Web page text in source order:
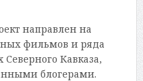
направлен на
фильмов и ряда
Северного Кавказа,
блогерами.